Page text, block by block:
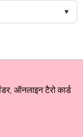
ऑनलाइन टैरो कार्ड